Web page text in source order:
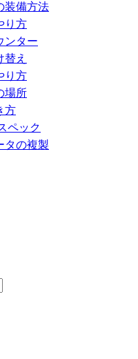
装備方法
り方
ンター
替え
り方
場所
方
ペック
タの複製